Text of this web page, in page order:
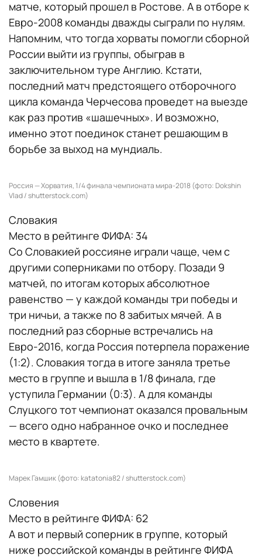
матче, который прошел в Ростове. А в отборе к
Евро-2008 команды дважды сыграли по нулям.
Напомним, что тогда хорваты помогли сборной
России выйти из группы, обыграв в
заключительном туре Англию. Кстати,
последний матч предстоящего отборочного
цикла команда Черчесова проведет на выезде
как раз против «‎шашечных»‎. И возможно,
именно этот поединок станет решающим в
борьбе за выход на мундиаль.
Россия — Хорватия, 1/4 финала чемпионата мира-2018 (фото: Dokshin
Vlad / shutterstock.com)
Словакия
Место в рейтинге ФИФА: 34
Со Словакией россияне играли чаще, чем с
другими соперниками по отбору. Позади 9
матчей, по итогам которых абсолютное
равенство — у каждой команды три победы и
три ничьи, а также по 8 забитых мячей. А в
последний раз сборные встречались на
Евро-2016, когда Россия потерпела поражение
(1:2). Словакия тогда в итоге заняла третье
место в группе и вышла в 1/8 финала, где
уступила Германии (0:3). А для команды
Слуцкого тот чемпионат оказался провальным
— всего одно набранное очко и последнее
место в квартете.
Марек Гамшик (фото: katatonia82 / shutterstock.com)
Словения
Место в рейтинге ФИФА: 62
А вот и первый соперник в группе, который
ниже российской команды в рейтинге ФИФА